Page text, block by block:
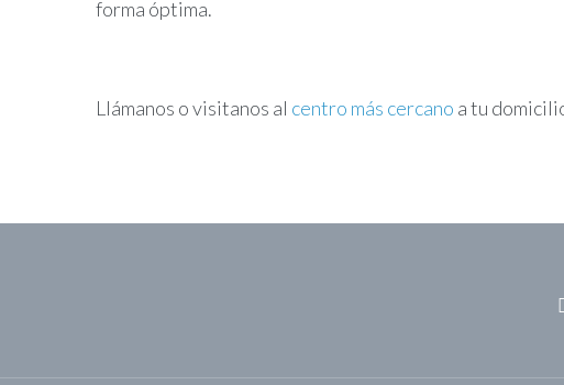
forma óptima.
Llámanos o visitanos al centro más cercano a tu